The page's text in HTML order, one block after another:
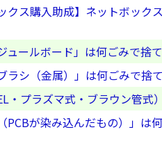
クス購入助成】ネットボッ
ュールボード」は何ごみで捨
ラシ（金属）」は何ごみで捨
・プラズマ式・ブラウン管
PCBが染み込んだもの）」は